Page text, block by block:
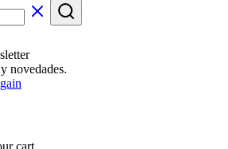
novedades.
cart.